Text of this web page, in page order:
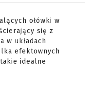
ołówki w
się z
w układach
efektownych
idealne